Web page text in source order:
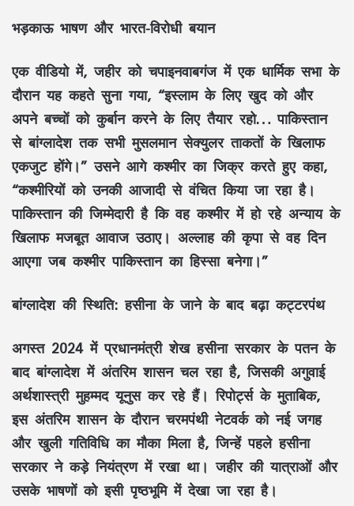
भड़काऊ भाषण और भारत-विरोधी बयान
एक वीडियो में, जहीर को चपाइनवाबगंज में एक धार्मिक सभा के
दौरान यह कहते सुना गया, “इस्लाम के लिए खुद को और
अपने बच्चों को कुर्बान करने के लिए तैयार रहो… पाकिस्तान
से बांग्लादेश तक सभी मुसलमान सेक्युलर ताकतों के खिलाफ
एकजुट होंगे।” उसने आगे कश्मीर का जिक्र करते हुए कहा,
“कश्मीरियों को उनकी आजादी से वंचित किया जा रहा है।
पाकिस्तान की जिम्मेदारी है कि वह कश्मीर में हो रहे अन्याय के
खिलाफ मजबूत आवाज उठाए। अल्लाह की कृपा से वह दिन
आएगा जब कश्मीर पाकिस्तान का हिस्सा बनेगा।”
बांग्लादेश की स्थिति: हसीना के जाने के बाद बढ़ा कट्टरपंथ
अगस्त 2024 में प्रधानमंत्री शेख हसीना सरकार के पतन के
बाद बांग्लादेश में अंतरिम शासन चल रहा है, जिसकी अगुवाई
अर्थशास्त्री मुहम्मद यूनुस कर रहे हैं। रिपोर्ट्स के मुताबिक,
इस अंतरिम शासन के दौरान चरमपंथी नेटवर्क को नई जगह
और खुली गतिविधि का मौका मिला है, जिन्हें पहले हसीना
सरकार ने कड़े नियंत्रण में रखा था। जहीर की यात्राओं और
उसके भाषणों को इसी पृष्ठभूमि में देखा जा रहा है।